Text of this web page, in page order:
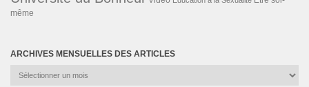
même
ARCHIVES MENSUELLES DES ARTICLES
Archives